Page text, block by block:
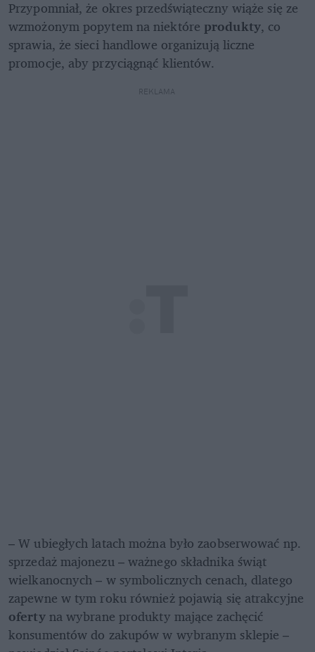
Przypomniał, że okres przedświąteczny wiąże się ze
wzmożonym popytem na niektóre produkty, co
sprawia, że sieci handlowe organizują liczne
promocje, aby przyciągnąć klientów.
REKLAMA
– W ubiegłych latach można było zaobserwować np.
sprzedaż majonezu – ważnego składnika świąt
wielkanocnych – w symbolicznych cenach, dlatego
oferty na wybrane produkty mające zachęcić
konsumentów do zakupów w wybranym sklepie –